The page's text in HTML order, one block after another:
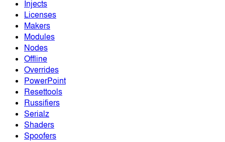
Injects
Licenses
Makers
Modules
Nodes
Offline
Overrides
PowerPoint
Resettools
Russifiers
Serialz
Shaders
Spoofers